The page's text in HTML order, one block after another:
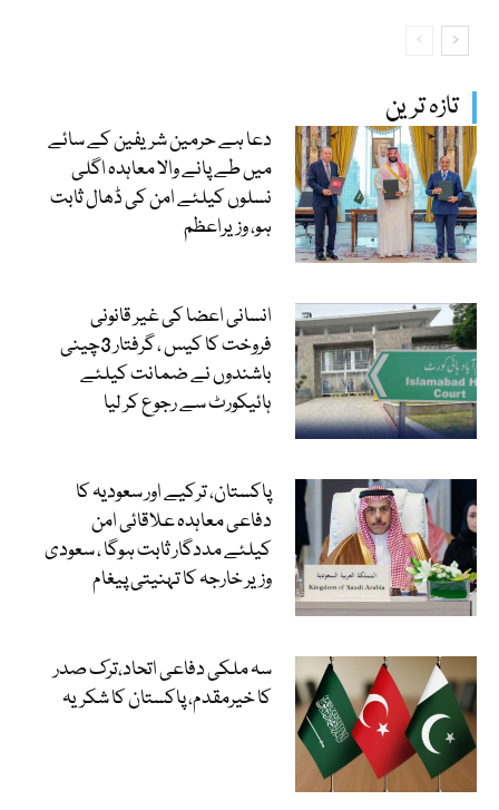
تازہ ترین
دعا ہے حرمین شریفین کے سائے
میں طے پانے والا معاہدہ اگلی
نسلوں کیلئے امن کی ڈھال ثابت
ہو، وزیراعظم
انسانی اعضا کی غیر قانونی
فروخت کا کیس ، گرفتار 3چینی
باشندوں نے ضمانت کیلئے
ہائیکورٹ سے رجوع کر لیا
پاکستان، ترکیے اور سعودیہ کا
دفاعی معاہدہ علاقائی امن
کیلئے مددگار ثابت ہوگا ، سعودی
وزیر خارجہ کا تہنیتی پیغام
سہ ملکی دفاعی اتحاد،ترک صدر
کا خیرمقدم، پاکستان کا شکریہ